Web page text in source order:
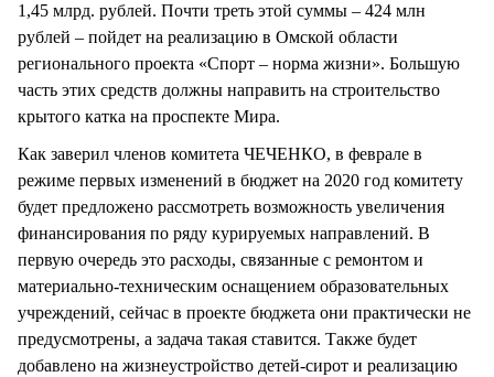
1,45 млрд. рублей. Почти треть этой суммы – 424 млн
рублей – пойдет на реализацию в Омской области
регионального проекта «Спорт – норма жизни». Большую
часть этих средств должны направить на строительство
крытого катка на проспекте Мира.
Как заверил членов комитета ЧЕЧЕНКО, в феврале в
режиме первых изменений в бюджет на 2020 год комитету
будет предложено рассмотреть возможность увеличения
финансирования по ряду курируемых направлений. В
первую очередь это расходы, связанные с ремонтом и
материально-техническим оснащением образовательных
учреждений, сейчас в проекте бюджета они практически не
предусмотрены, а задача такая ставится. Также будет
добавлено на жизнеустройство детей-сирот и реализацию